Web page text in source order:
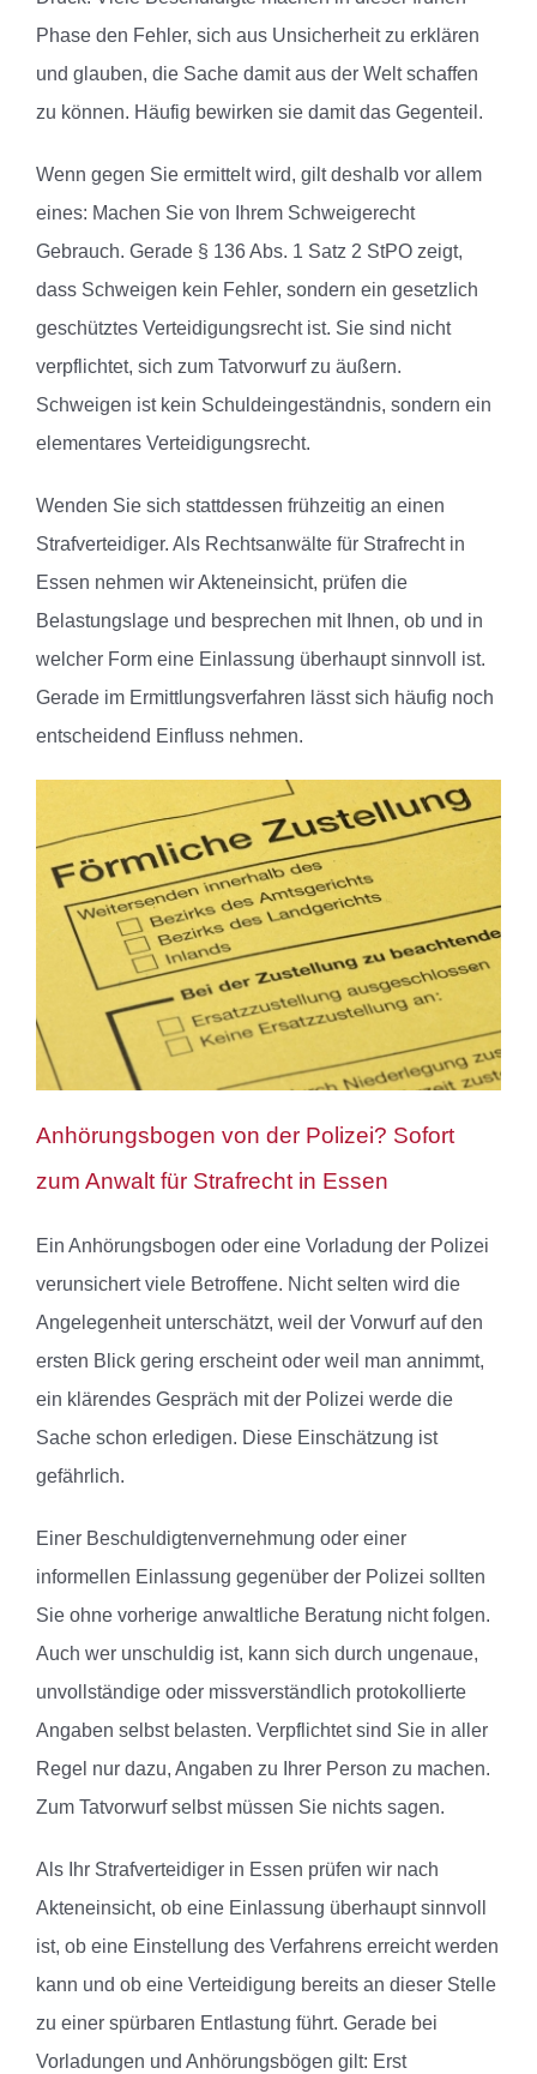
Phase den Fehler, sich aus Unsicherheit zu erklären
und glauben, die Sache damit aus der Welt schaffen
zu können. Häufig bewirken sie damit das Gegenteil.
Wenn gegen Sie ermittelt wird, gilt deshalb vor allem
eines: Machen Sie von Ihrem Schweigerecht
Gebrauch. Gerade § 136 Abs. 1 Satz 2 StPO zeigt,
dass Schweigen kein Fehler, sondern ein gesetzlich
geschütztes Verteidigungsrecht ist. Sie sind nicht
verpflichtet, sich zum Tatvorwurf zu äußern.
Schweigen ist kein Schuldeingeständnis, sondern ein
elementares Verteidigungsrecht.
Wenden Sie sich stattdessen frühzeitig an einen
Strafverteidiger. Als Rechtsanwälte für Strafrecht in
Essen nehmen wir Akteneinsicht, prüfen die
Belastungslage und besprechen mit Ihnen, ob und in
welcher Form eine Einlassung überhaupt sinnvoll ist.
Gerade im Ermittlungsverfahren lässt sich häufig noch
entscheidend Einfluss nehmen.
Anhörungsbogen von der Polizei? Sofort
zum Anwalt für Strafrecht in Essen
Ein Anhörungsbogen oder eine Vorladung der Polizei
verunsichert viele Betroffene. Nicht selten wird die
Angelegenheit unterschätzt, weil der Vorwurf auf den
ersten Blick gering erscheint oder weil man annimmt,
ein klärendes Gespräch mit der Polizei werde die
Sache schon erledigen. Diese Einschätzung ist
gefährlich.
Einer Beschuldigtenvernehmung oder einer
informellen Einlassung gegenüber der Polizei sollten
Sie ohne vorherige anwaltliche Beratung nicht folgen.
Auch wer unschuldig ist, kann sich durch ungenaue,
unvollständige oder missverständlich protokollierte
Angaben selbst belasten. Verpflichtet sind Sie in aller
Regel nur dazu, Angaben zu Ihrer Person zu machen.
Zum Tatvorwurf selbst müssen Sie nichts sagen.
Als Ihr Strafverteidiger in Essen prüfen wir nach
Akteneinsicht, ob eine Einlassung überhaupt sinnvoll
ist, ob eine Einstellung des Verfahrens erreicht werden
kann und ob eine Verteidigung bereits an dieser Stelle
zu einer spürbaren Entlastung führt. Gerade bei
Vorladungen und Anhörungsbögen gilt: Erst